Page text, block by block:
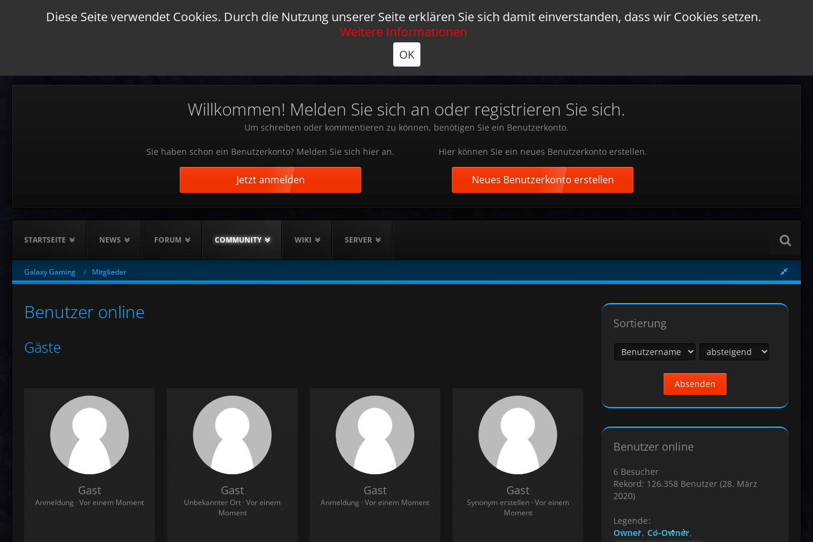
Willkommen! Melden Sie sich an oder registrieren Sie sich.
Um schreiben oder kommentieren zu können, benötigen Sie ein Benutzerkonto.
Sie haben schon ein Benutzerkonto? Melden Sie sich hier an.
Jetzt anmelden
Hier können Sie ein neues Benutzerkonto erstellen.
Neues Benutzerkonto erstellen
STARTSEITE NEWS FORUM COMMUNITY WIKI SERVER
Galaxy Gaming Mitglieder
Benutzer online
Gäste
Gast
Anmeldung Vor einem Moment
Gast
Unbekannter Ort Vor einem
Moment
Gast
Anmeldung Vor einem Moment
Gast
Synonym erstellen Vor einem
Moment
Sortierung
Benutzer online
6 Besucher
Rekord: 126.358 Benutzer (28. März
2020)
Legende
Owner Co-Owner
Diese Seite verwendet Cookies. Durch die Nutzung unserer Seite erklären Sie sich damit einverstanden, dass wir Cookies setzen.
Weitere Informationen
OK